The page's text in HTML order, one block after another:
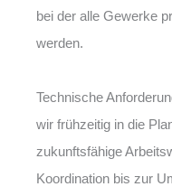
bei der alle Gewerke
werden.
Technische
wir frühzeitig in die
zukunftsfähige
Koordination bis zur